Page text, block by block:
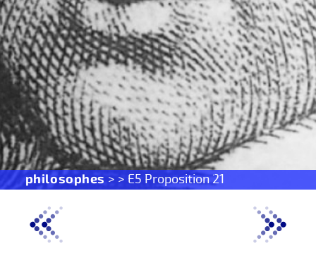
philosophes > > E5 Proposition 21